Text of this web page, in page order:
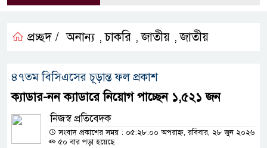
প্রচ্ছদ / অনান্য ,চাকরি ,জাতীয় ,জাতীয়
৪৭তম বিসিএসের চূড়ান্ত ফল প্রকাশ
ক্যাডার-নন ক্যাডারে নিয়োগ পাচ্ছেন ১,৫২১ জন
নিজস্ব প্রতিবেদক
সংবাদ প্রকাশের সময় : ০৫:২৮:০০ অপরাহ্ন, রবিবার, ২৮ জুন ২০২৬
৫০ বার পড়া হয়েছে